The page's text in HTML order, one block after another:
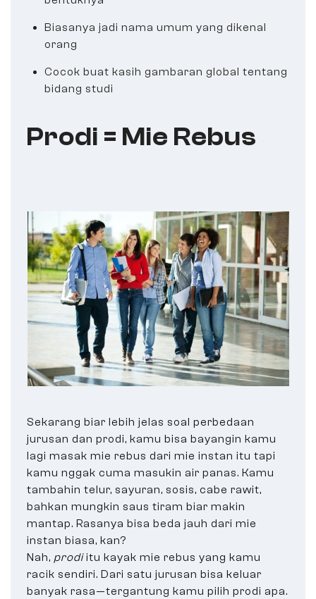
Biasanya jadi nama umum yang dikenal
orang
Cocok buat kasih gambaran global tentang
bidang studi
Prodi = Mie Rebus
Sekarang biar lebih jelas soal perbedaan
jurusan dan prodi, kamu bisa bayangin kamu
lagi masak mie rebus dari mie instan itu tapi
kamu nggak cuma masukin air panas. Kamu
tambahin telur, sayuran, sosis, cabe rawit,
bahkan mungkin saus tiram biar makin
mantap. Rasanya bisa beda jauh dari mie
instan biasa, kan?
Nah, prodiitu kayak mie rebus yang kamu
racik sendiri. Dari satu jurusan bisa keluar
banyak rasa—tergantung kamu pilih prodi apa.